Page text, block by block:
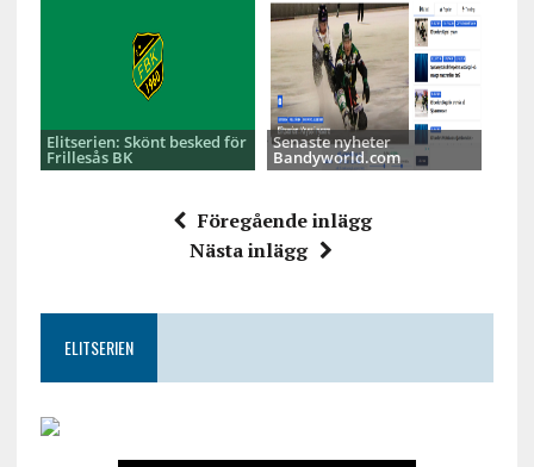
Elitserien: Skönt besked för
Frillesås BK
Senaste nyheter
Bandyworld.com
Föregående inlägg
Nästa inlägg
ELITSERIEN